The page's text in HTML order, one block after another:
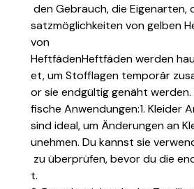
den Gebrauch, die Eigenarten,
satzmöglichkeiten von gelben
von
HeftfädenHeftfäden werden
et, um Stofflagen temporär
or sie endgültig genäht werden.
fische Anwendungen:1. Kleider
sind ideal, um Änderungen an
unehmen. Du kannst sie
zu überprüfen, bevor du die
t.